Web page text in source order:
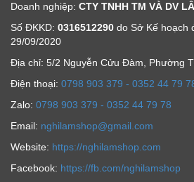
Doanh nghiệp: CTY TNHH TM VÀ DV
Số ĐKKD: 0316512290 do Sở Kế hoạch
29/09/2020
Địa chỉ: 5/2 Nguyễn Cửu Đàm, Phường
Ðiện thoại: 0798 903 379 - 0352 44 79
Zalo: 0798 903 379 - 0352 44 79 78
Email: nghilamshop@gmail.com
Website: https://nghilamshop.com
Facebook: https://fb.com/nghilamshop